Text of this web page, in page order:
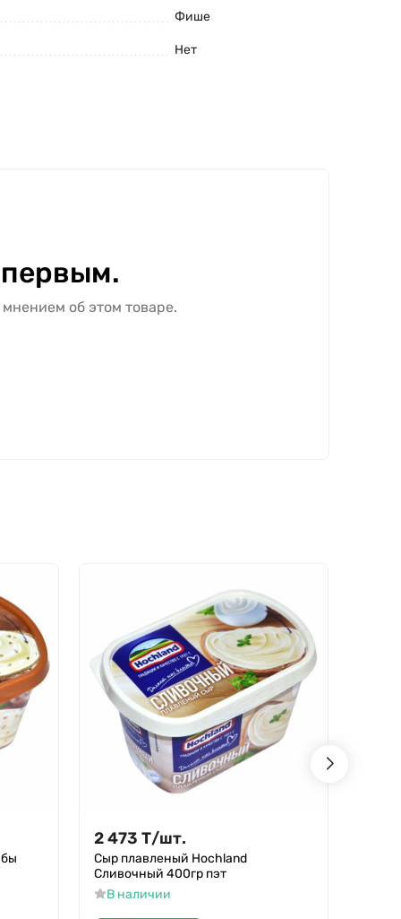
Фише
Нет
об этом товаре.
2 473 Т/шт.
Сыр плавленый Hochland
Сливочный 400гр пэт
В наличии